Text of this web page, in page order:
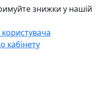
знижки у нашій
користувача
кабінету